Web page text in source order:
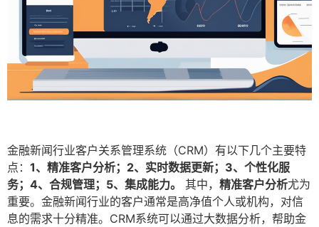
金融新闻行业客户关系管理系统（CRM）有以下几个主要特
点： 1、精准客户分析；2、实时数据更新；3、个性化服
务；4、合规管理；5、集成能力。
其中， 精准客户分析尤为
重要。金融新闻行业的客户通常是高净值个人或机构，对信
息的需求十分精准。CRM系统可以通过大数据分析，帮助金